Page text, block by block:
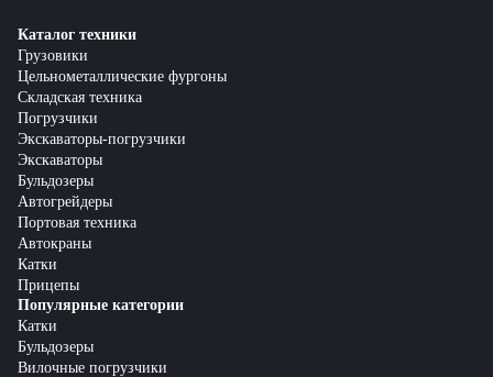
Каталог техники
Грузовики
Цельнометаллические фургоны
Складская техника
Погрузчики
Экскаваторы-погрузчики
Экскаваторы
Бульдозеры
Автогрейдеры
Портовая техника
Автокраны
Катки
Прицепы
Популярные категории
Катки
Бульдозеры
Вилочные погрузчики